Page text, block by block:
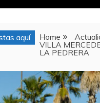
aquí Home
VILLA
LA PEDRERA